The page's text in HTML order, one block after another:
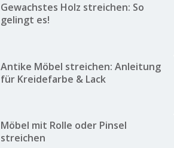
Gewachstes Holz streichen: So
gelingt es!
Antike Möbel streichen: Anleitung
für Kreidefarbe & Lack
Möbel mit Rolle oder Pinsel
streichen